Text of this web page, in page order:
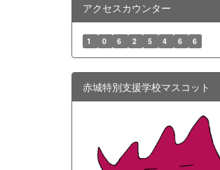
アクセスカウンター
1 0 6 2 5 4 6 6
赤城特別支援学校マスコット